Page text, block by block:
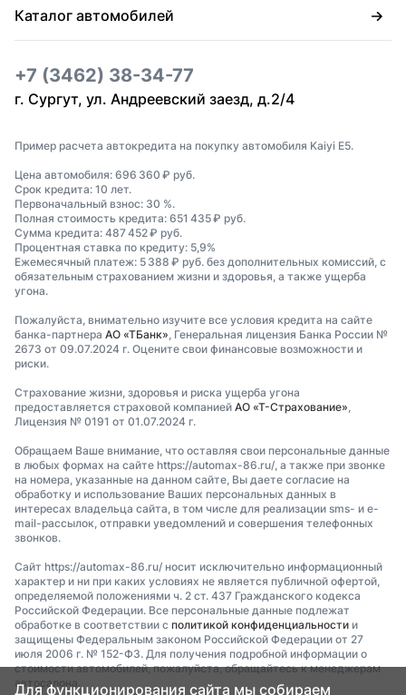
Каталог автомобилей
+7 (3462) 38-34-77
г. Сургут, ул. Андреевский заезд, д.2/4
Пример расчета автокредита на покупку автомобиля Kaiyi E5.
Цена автомобиля: 696 360 ₽ руб.
Срок кредита: 10 лет.
Первоначальный взнос: 30 %.
Полная стоимость кредита: 651 435 ₽ руб.
Сумма кредита: 487 452 ₽ руб.
Процентная ставка по кредиту: 5,9%
Ежемесячный платеж: 5 388 ₽ руб. без дополнительных комиссий, с
обязательным страхованием жизни и здоровья, а также ущерба
угона.
Пожалуйста, внимательно изучите все условия кредита на сайте
банка-партнера АО «ТБанк», Генеральная лицензия Банка России №
2673 от 09.07.2024 г. Оцените свои финансовые возможности и
риски.
Страхование жизни, здоровья и риска ущерба угона
предоставляется страховой компанией АО «Т-Страхование»,
Лицензия № 0191 от 01.07.2024 г.
Обращаем Ваше внимание, что оставляя свои персональные данные
в любых формах на сайте https://automax-86.ru/, а также при звонке
на номера, указанные на данном сайте, Вы даете согласие на
обработку и использование Ваших персональных данных в
интересах владельца сайта, в том числе для реализации sms- и e-
mail-рассылок, отправки уведомлений и совершения телефонных
звонков.
Сайт https://automax-86.ru/ носит исключительно информационный
характер и ни при каких условиях не является публичной офертой,
определяемой положениями ч. 2 ст. 437 Гражданского кодекса
Российской Федерации. Все персональные данные подлежат
обработке в соответствии с политикой конфиденциальности и
защищены Федеральным законом Российской Федерации от 27
июля 2006 г. № 152-ФЗ. Для получения подробной информации о
стоимости автомобилей, пожалуйста, обращайтесь к менеджерам
автосалона.
Для функционирования сайта мы собираем